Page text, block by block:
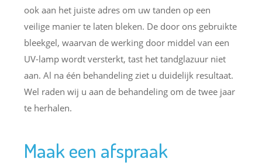
ook aan het juiste adres om uw tanden op een
veilige manier te laten bleken. De door ons gebruikte
bleekgel, waarvan de werking door middel van een
UV-lamp wordt versterkt, tast het tandglazuur niet
aan. Al na één behandeling ziet u duidelijk resultaat.
Wel raden wij u aan de behandeling om de twee jaar
te herhalen.
Maak een afspraak